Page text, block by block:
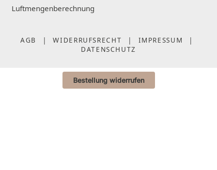
Luftmengenberechnung
AGB | WIDERRUFSRECHT | IMPRESSUM
|
DATENSCHUTZ
Bestellung widerrufen